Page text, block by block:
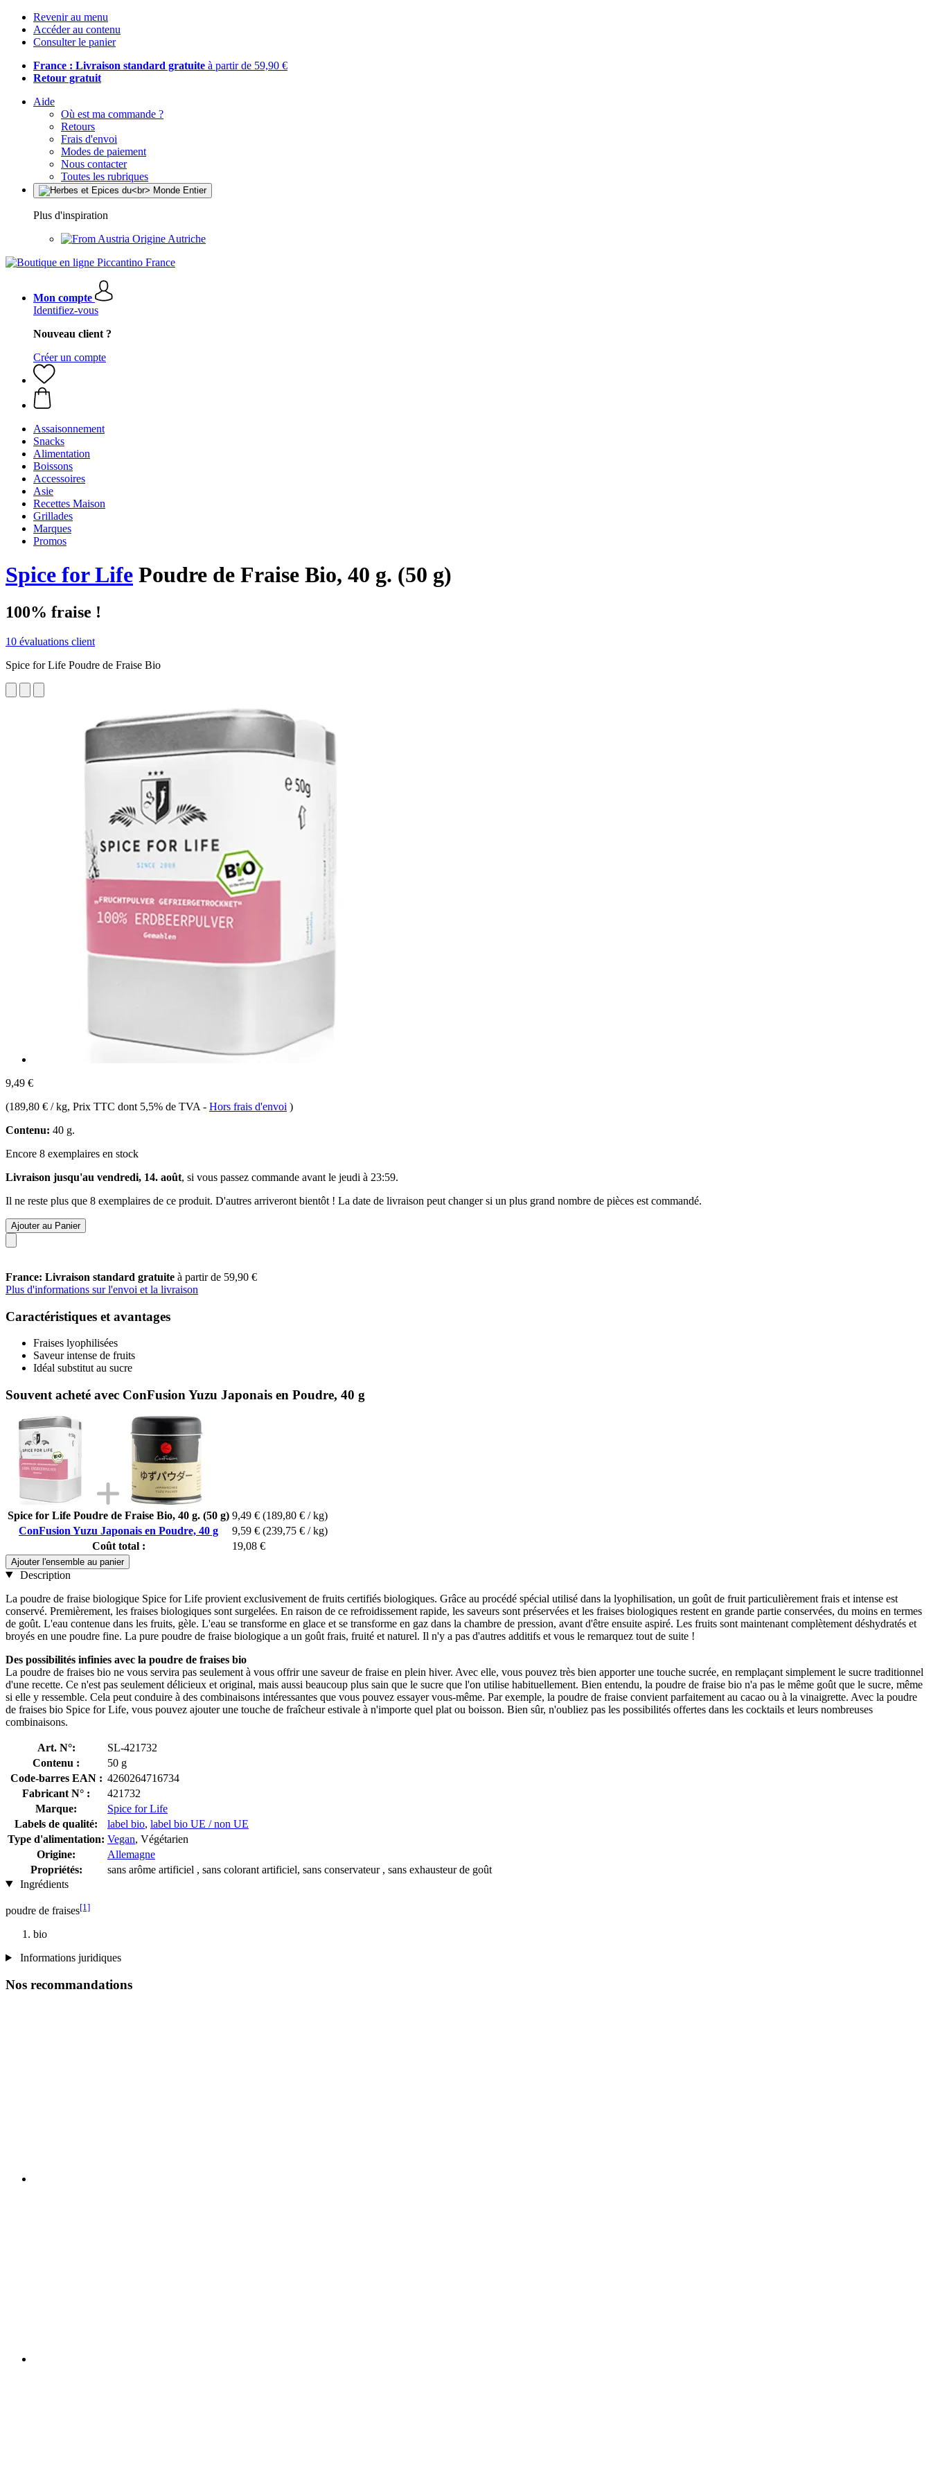
Revenir au menu
Accéder au contenu
Consulter le panier
France : Livraison standard gratuite à partir de 59,90 €
Retour gratuit
Aide
Où est ma commande ?
Retours
Frais d'envoi
Modes de paiement
Nous contacter
Toutes les rubriques
Plus d'inspiration
Origine Autriche
Mon compte
Identifiez-vous
Nouveau client ?
Créer un compte
Assaisonnement
Snacks
Alimentation
Boissons
Accessoires
Asie
Recettes Maison
Grillades
Marques
Promos
Spice for Life Poudre de Fraise Bio, 40 g. (50 g)
100% fraise !
10 évaluations client
Spice for Life Poudre de Fraise Bio
9,49 €
(189,80 € / kg, Prix TTC dont 5,5% de TVA - Hors frais d'envoi )
Contenu: 40 g.
Encore 8 exemplaires en stock
Livraison jusqu'au vendredi, 14. août, si vous passez commande avant le jeudi à 23:59.
Il ne reste plus que 8 exemplaires de ce produit. D'autres arriveront bientôt ! La date de livraison peut changer si un plus grand nombre de pièces est commandé.
Ajouter au Panier
France: Livraison standard gratuite à partir de 59,90 €
Plus d'informations sur l'envoi et la livraison
Caractéristiques et avantages
Fraises lyophilisées
Saveur intense de fruits
Idéal substitut au sucre
Souvent acheté avec ConFusion Yuzu Japonais en Poudre, 40 g
Spice for Life Poudre de Fraise Bio, 40 g. (50 g) 9,49 € (189,80 € / kg)
ConFusion Yuzu Japonais en Poudre, 40 g
9,59 € (239,75 € / kg)
Coût total :
19,08 €
Ajouter l'ensemble au panier
Description
La poudre de fraise biologique Spice for Life provient exclusivement de fruits certifiés biologiques. Grâce au procédé spécial utilisé dans la lyophilisation, un goût de fruit particulièrement frais et intense est
conservé. Premièrement, les fraises biologiques sont surgelées. En raison de ce refroidissement rapide, les saveurs sont préservées et les fraises biologiques restent en grande partie conservées, du moins en termes
de goût. L'eau contenue dans les fruits, gèle. L'eau se transforme en glace et se transforme en gaz dans la chambre de pression, avant d'être ensuite aspiré. Les fruits sont maintenant complètement déshydratés et
broyés en une poudre fine. La pure poudre de fraise biologique a un goût frais, fruité et naturel. Il n'y a pas d'autres additifs et vous le remarquez tout de suite !
Des possibilités infinies avec la poudre de fraises bio
La poudre de fraises bio ne vous servira pas seulement à vous offrir une saveur de fraise en plein hiver. Avec elle, vous pouvez très bien apporter une touche sucrée, en remplaçant simplement le sucre traditionnel
d'une recette. Ce n'est pas seulement délicieux et original, mais aussi beaucoup plus sain que le sucre que l'on utilise habituellement. Bien entendu, la poudre de fraise bio n'a pas le même goût que le sucre, même
si elle y ressemble. Cela peut conduire à des combinaisons intéressantes que vous pouvez essayer vous-même. Par exemple, la poudre de fraise convient parfaitement au cacao ou à la vinaigrette. Avec la poudre
de fraises bio Spice for Life, vous pouvez ajouter une touche de fraîcheur estivale à n'importe quel plat ou boisson. Bien sûr, n'oubliez pas les possibilités offertes dans les cocktails et leurs nombreuses
combinaisons.
Art. N°:
SL-421732
Contenu :
50 g
Code-barres EAN : 4260264716734
Fabricant N° :
421732
Marque:
Spice for Life
Labels de qualité:
label bio, label bio UE / non UE
Type d'alimentation: Vegan, Végétarien
Origine:
Allemagne
Propriétés:
sans arôme artificiel , sans colorant artificiel, sans conservateur , sans exhausteur de goût
Ingrédients
poudre de fraises[1]
bio
Informations juridiques
Nos recommandations